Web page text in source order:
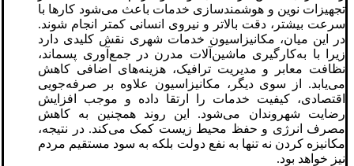
تجهیزات نوین و هوشمندسازی خدمات باعث می‌شود کارها با
سرعت بیشتر، دقت بالاتر و نیروی انسانی کمتر انجام شوند.
در این میان، مکانیزاسیون خدمات شهری نقش کلیدی دارد
زیرا با به‌کارگیری ماشین‌آلات مدرن در جمع‌آوری پسماند،
نظافت معابر و مدیریت ترافیک، هزینه‌های اضافی کاهش
می‌یابد. از سوی دیگر، مکانیزاسیون علاوه بر صرفه‌جویی
اقتصادی، کیفیت خدمات را ارتقا داده و موجب افزایش
رضایت شهروندان می‌شود. این روند همچنین به کاهش
مصرف انرژی و حفظ محیط زیست کمک می‌کند. در نتیجه،
مکانیزه کردن نه تنها به نفع دولت بلکه به سود مستقیم مردم
نیز خواهد بود.